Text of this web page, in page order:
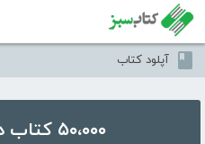
آپلود کتاب
۵۰،۰۰۰ کتاب در موبایل شما